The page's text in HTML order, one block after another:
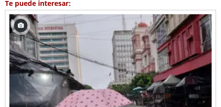
Te puede interesar: